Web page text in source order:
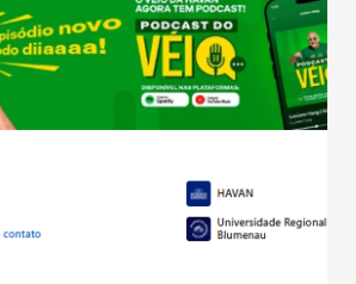
maior de trabalhadores, já que o
de desemprego dos anos recentes.
em novembro de 2025, 40% dos
operaram com lucro e outros 40%
financeiro. Já o percentual de
prejuízo ficou em 19%, pouco abaixo
anterior. Outros 1% não existiam em
a outubro, o faturamento também